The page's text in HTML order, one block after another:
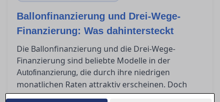
Ballonfinanzierung und Drei-Wege-
Finanzierung: Was dahintersteckt
Die Ballonfinanzierung und die Drei-Wege-
Finanzierung sind beliebte Modelle in der
Autofinanzierung, die durch ihre niedrigen
monatlichen Raten attraktiv erscheinen. Doch
was passiert am Ende der Laufzeit? Für wen sind